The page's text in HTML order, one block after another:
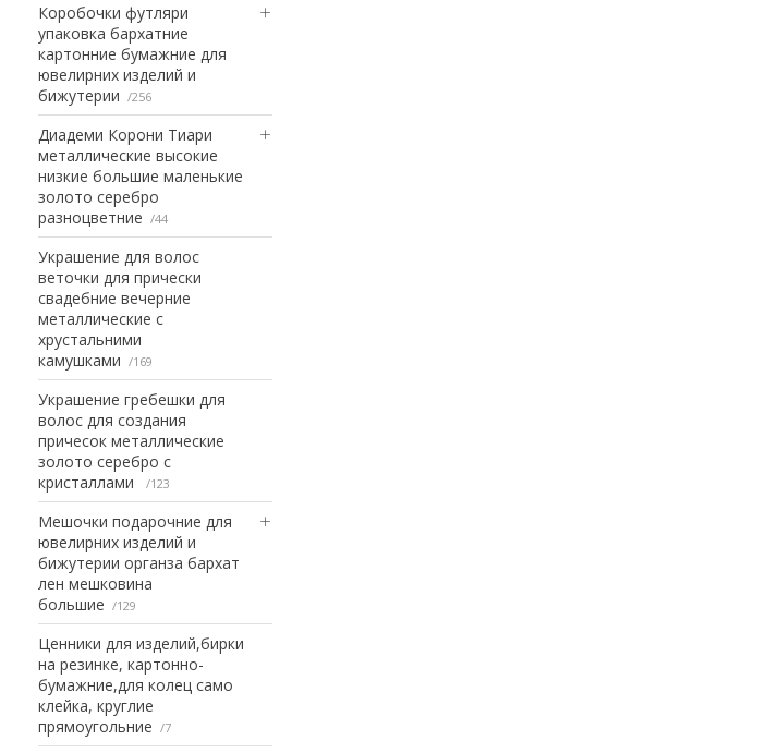
Коробочки футляри
упаковка бархатние
картонние бумажние для
ювелирних изделий и
бижутерии
256
Диадеми Корони Тиари
металлические высокие
низкие большие маленькие
золото серебро
разноцветние
44
Украшение для волос
веточки для прически
свадебние вечерние
металлические с
хрустальними
камушками
169
Украшение гребешки для
волос для создания
причесок металлические
золото серебро с
кристаллами
123
Мешочки подарочние для
ювелирних изделий и
бижутерии органза бархат
лен мешковина
большие
129
Ценники для изделий,бирки
на резинке, картонно-
бумажние,для колец само
клейка, круглие
прямоугольние
7